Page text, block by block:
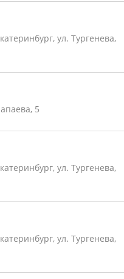
ул. Тургенева,
5
ул. Тургенева,
ул. Тургенева,